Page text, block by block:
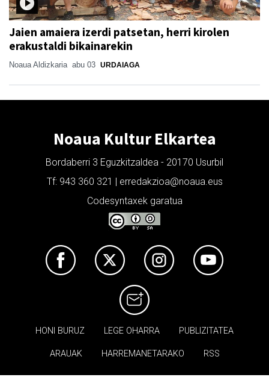
Jaien amaiera izerdi patsetan, herri kirolen
erakustaldi bikainarekin
Noaua Aldizkaria abu 03 URDAIAGA
Noaua Kultur Elkartea
Bordaberri 3 Eguzkitzaldea - 20170 Usurbil
Tf: 943 360 321 | erredakzioa@noaua.eus
Codesyntaxek garatua
HONI BURUZ LEGE OHARRA PUBLIZITATEA
ARAUAK HARREMANETARAKO RSS